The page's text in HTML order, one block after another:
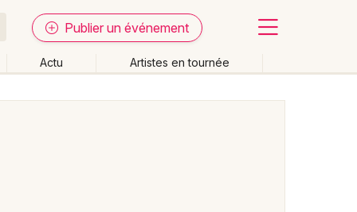
Publier un événement
Actu Artistes en tournée